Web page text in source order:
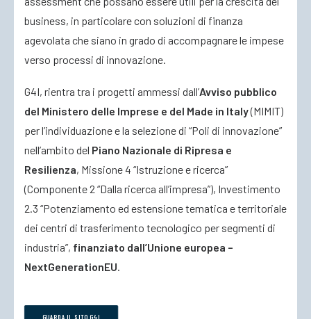
business, in particolare con soluzioni di finanza
agevolata che siano in grado di accompagnare le impese
verso processi di innovazione.
G4I, rientra tra i progetti ammessi dall’Avviso pubblico
del Ministero delle Imprese e del Made in Italy(MIMIT)
per l’individuazione e la selezione di “Poli di innovazione”
nell’ambito del Piano Nazionale di Ripresa e
Resilienza, Missione 4 “Istruzione e ricerca”
(Componente 2 “Dalla ricerca all’impresa”), Investimento
2.3 “Potenziamento ed estensione tematica e territoriale
dei centri di trasferimento tecnologico per segmenti di
industria”, finanziato dall’Unione europea –
NextGenerationEU.
GUARDA IL SITO G4I